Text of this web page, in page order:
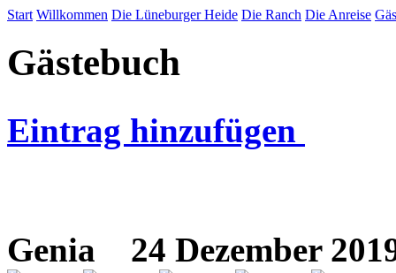
Start Willkommen Die Lüneburger Heide Die Ranch Die Anreise
Gästebuch
Eintrag hinzufügen
Genia 24 Dezember